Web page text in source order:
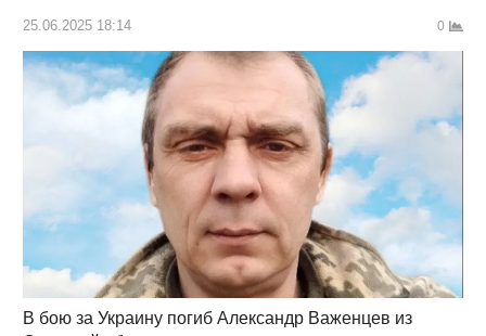
25.06.2025 18:14 0
В бою за Украину погиб Александр Важенцев из